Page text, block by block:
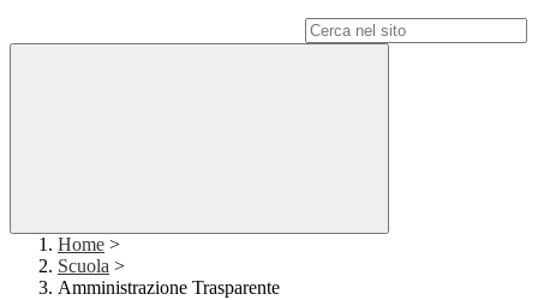
Home >
Scuola >
Amministrazione Trasparente